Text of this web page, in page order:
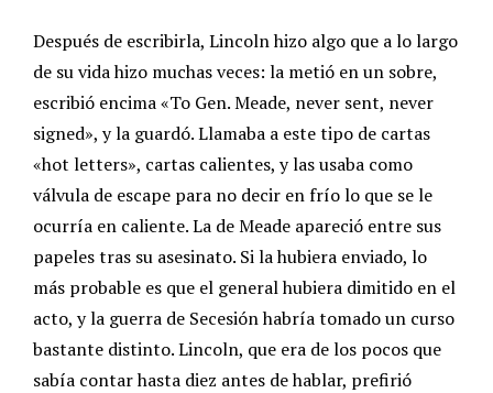
Después de escribirla, Lincoln hizo algo que a lo largo
de su vida hizo muchas veces: la metió en un sobre,
escribió encima «To Gen. Meade, never sent, never
signed», y la guardó. Llamaba a este tipo de cartas
«hot letters», cartas calientes, y las usaba como
válvula de escape para no decir en frío lo que se le
ocurría en caliente. La de Meade apareció entre sus
papeles tras su asesinato. Si la hubiera enviado, lo
más probable es que el general hubiera dimitido en el
acto, y la guerra de Secesión habría tomado un curso
bastante distinto. Lincoln, que era de los pocos que
sabía contar hasta diez antes de hablar, prefirió